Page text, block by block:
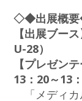
◇◆出展概
【出展ブー
U-28）
【プレゼン
13：20～13
「メディ